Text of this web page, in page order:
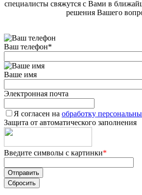
специалисты свяжутся с Вами в
решения Вашего
Ваш телефон*
Ваше имя
Электронная почта
Я согласен на обработку
Защита от автоматического заполнения
Введите символы с картинки*